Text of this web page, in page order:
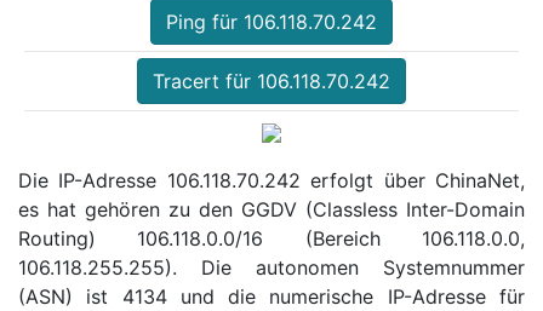
Ping für 106.118.70.242
Tracert für 106.118.70.242
Die IP-Adresse 106.118.70.242 erfolgt über ChinaNet,
es hat gehören zu den GGDV (Classless Inter-Domain
Routing) 106.118.0.0/16 (Bereich 106.118.0.0,
106.118.255.255). Die autonomen Systemnummer
(ASN) ist 4134 und die numerische IP-Adresse für